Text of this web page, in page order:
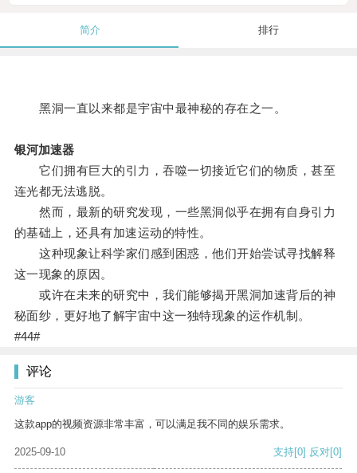
简介 排行
黑洞一直以来都是宇宙中最神秘的存在之一。
银河加速器
它们拥有巨大的引力，吞噬一切接近它们的物质，甚至
连光都无法逃脱。
然而，最新的研究发现，一些黑洞似乎在拥有自身引力
的基础上，还具有加速运动的特性。
这种现象让科学家们感到困惑，他们开始尝试寻找解释
这一现象的原因。
或许在未来的研究中，我们能够揭开黑洞加速背后的神
秘面纱，更好地了解宇宙中这一独特现象的运作机制。
#44#
评论
游客
这款app的视频资源非常丰富，可以满足我不同的娱乐需求。
2025-09-10 支持[0] 反对[0]